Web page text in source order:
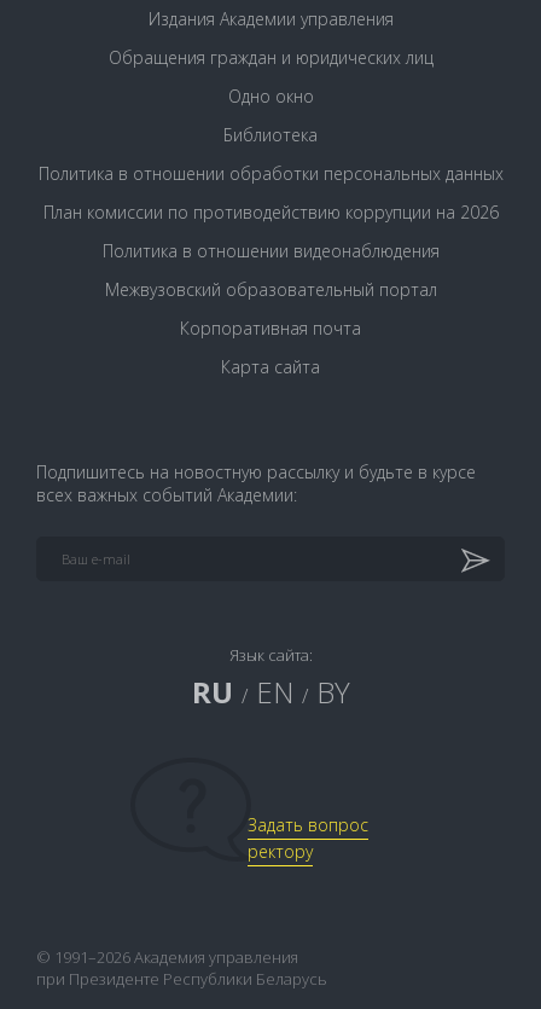
Издания Академии управления
Обращения граждан и юридических лиц
Одно окно
Библиотека
Политика в отношении обработки персональных данных
План комиссии по противодействию коррупции на 2026
Политика в отношении видеонаблюдения
Межвузовский образовательный портал
Корпоративная почта
Карта сайта
Подпишитесь на новостную рассылку и будьте в курсе
всех важных событий Академии:
Язык сайта:
RU / EN / BY
Задать вопрос
ректору
© 1991–2026 Академия управления
при Президенте Республики Беларусь